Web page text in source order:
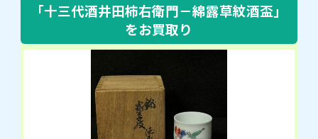
「十三代酒井田柿右衛門－綿露草紋酒盃」
をお買取り